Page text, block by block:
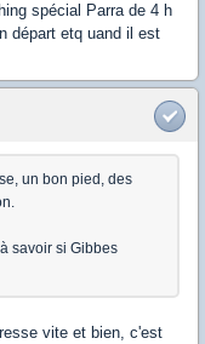
spécial Parra de 4 h
départ etq uand il est
un bon pied, des
savoir si Gibbes
vite et bien, c'est